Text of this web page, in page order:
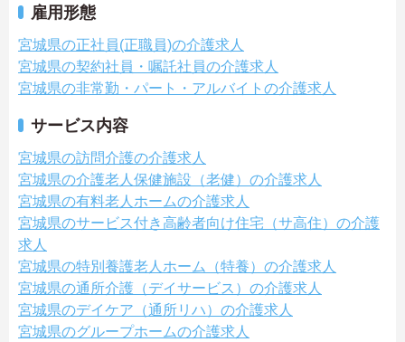
雇用形態
宮城県の正社員(正職員)の介護求人
宮城県の契約社員・嘱託社員の介護求人
宮城県の非常勤・パート・アルバイトの介護求人
サービス内容
宮城県の訪問介護の介護求人
宮城県の介護老人保健施設（老健）の介護求人
宮城県の有料老人ホームの介護求人
宮城県のサービス付き高齢者向け住宅（サ高住）の介護
求人
宮城県の特別養護老人ホーム（特養）の介護求人
宮城県の通所介護（デイサービス）の介護求人
宮城県のデイケア（通所リハ）の介護求人
宮城県のグループホームの介護求人